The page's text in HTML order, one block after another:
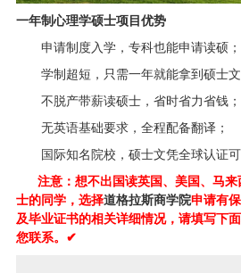
一年制心理学硕士项目优势
申请制度入学，专科也能申请读硕；
学制超短，只需一年就能拿到硕士文
不脱产带薪读硕士，省时省力省钱；
无英语基础要求，全程配备翻译；
国际知名院校，硕士文凭全球认证可
注意：想不出国读英国、美国、马来
士的同学，选择道格拉斯商学院申请有
及毕业证书的相关详细情况，请填写下
您联系。✔